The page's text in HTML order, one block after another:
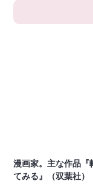
漫画家。主な作品『
てみる』（双葉社）